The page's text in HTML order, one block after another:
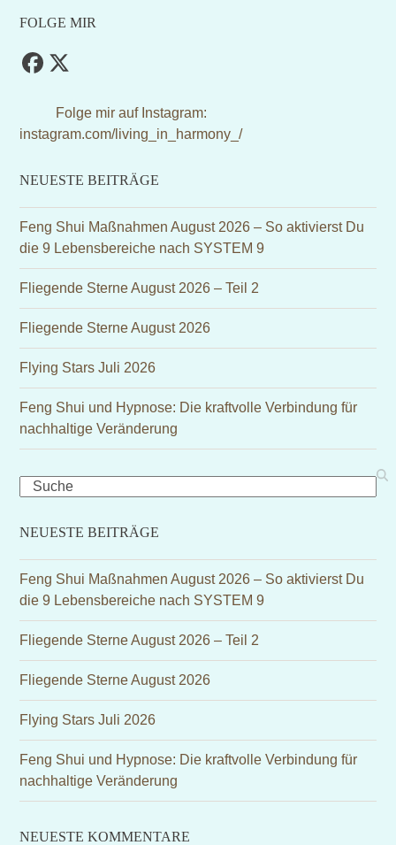
FOLGE MIR
Facebook
Twitter
Folge mir auf Instagram:
instagram.com/living_in_harmony_/
NEUESTE BEITRÄGE
Feng Shui Maßnahmen August 2026 – So aktivierst Du
die 9 Lebensbereiche nach SYSTEM 9
Fliegende Sterne August 2026 – Teil 2
Fliegende Sterne August 2026
Flying Stars Juli 2026
Feng Shui und Hypnose: Die kraftvolle Verbindung für
nachhaltige Veränderung
Search
NEUESTE BEITRÄGE
Feng Shui Maßnahmen August 2026 – So aktivierst Du
die 9 Lebensbereiche nach SYSTEM 9
Fliegende Sterne August 2026 – Teil 2
Fliegende Sterne August 2026
Flying Stars Juli 2026
Feng Shui und Hypnose: Die kraftvolle Verbindung für
nachhaltige Veränderung
NEUESTE KOMMENTARE